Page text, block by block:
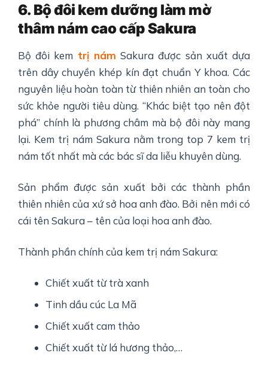
6. Bộ đôi kem dưỡng làm mờ
thâm nám cao cấp Sakura
Bộ đôi kem trị nám Sakura được sản xuất dựa
trên dây chuyền khép kín đạt chuẩn Y khoa. Các
nguyên liệu hoàn toàn từ thiên nhiên an toàn cho
sức khỏe người tiêu dùng. “Khác biệt tạo nên đột
phá” chính là phương châm mà bộ đôi này mang
lại. Kem trị nám Sakura nằm trong top 7 kem trị
nám tốt nhất mà các bác sĩ da liễu khuyên dùng.
Sản phẩm được sản xuất bởi các thành phần
thiên nhiên của xứ sở hoa anh đào. Bởi nên mới có
cái tên Sakura – tên của loại hoa anh đào.
Thành phần chính của kem trị nám Sakura:
Chiết xuất từ trà xanh
Tinh dầu cúc La Mã
Chiết xuất cam thảo
Chiết xuất từ lá hương thảo,…